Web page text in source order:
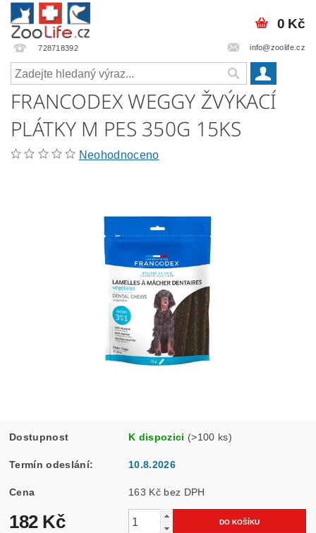
728718392 info@zoolife.cz
0 Kč
FRANCODEX WEGGY ŽVÝKACÍ
PLÁTKY M PES 350G 15KS
Neohodnoceno
Dostupnost K dispozici (>100 ks)
Termín odeslání: 10.8.2026
Cena 163 Kč bez DPH
182 Kč